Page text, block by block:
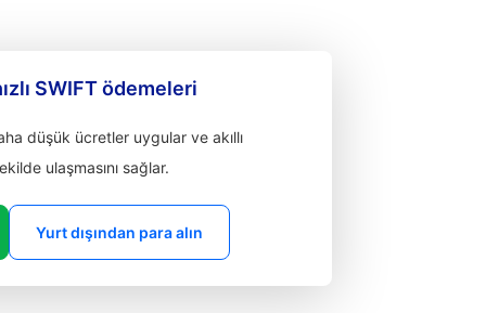
SWIFT ödemeleri
düşük ücretler uygular ve akıllı
ulaşmasını sağlar.
Yurt dışından para alın